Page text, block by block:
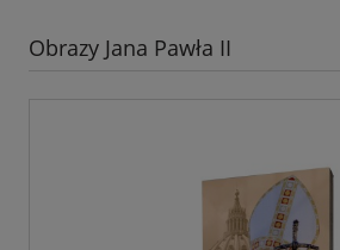
Obrazy Jana Pawła II